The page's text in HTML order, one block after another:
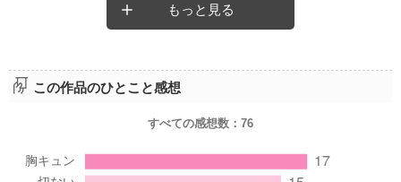
もっと見る
この作品のひとこと感想
すべての感想数： 76